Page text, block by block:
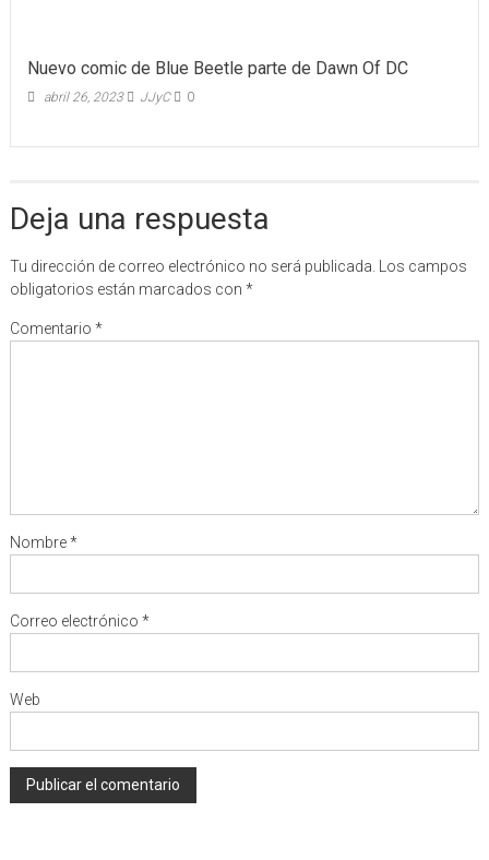
Nuevo comic de Blue Beetle parte de Dawn Of DC
abril 26, 2023 JJyC 0
Deja una respuesta
Tu dirección de correo electrónico no será publicada.
Los campos
obligatorios están marcados con *
Comentario *
Nombre*
Correo electrónico *
Web